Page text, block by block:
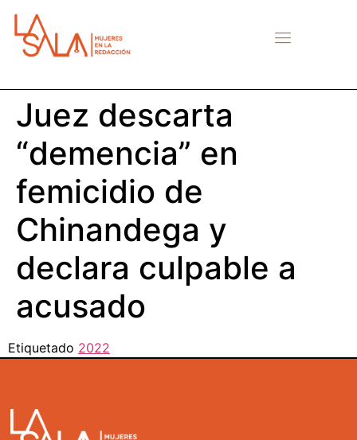
Juez descarta
“demencia” en
femicidio de
Chinandega y
declara culpable a
acusado
Etiquetado 2022